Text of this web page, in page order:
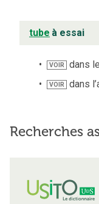
tube à essai
VOIR dans
VOIR dans
Recherches